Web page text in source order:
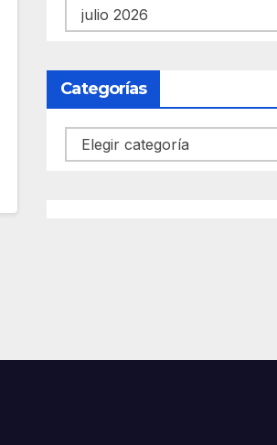
Archivos
Categorías
Categorías